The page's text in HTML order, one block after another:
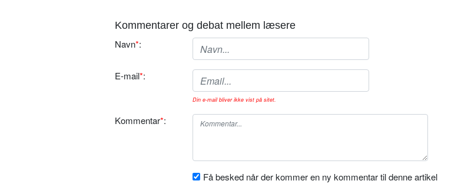
Kommentarer og debat mellem læsere
Navn*:
E-mail*:
Din e-mail bliver ikke vist på sitet.
Kommentar*:
Få besked når der kommer en ny kommentar til denne artikel